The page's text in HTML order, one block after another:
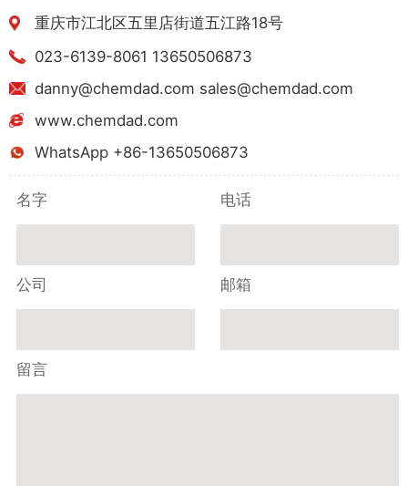
重庆市江北区五里店街道五江路18号
023-6139-8061 13650506873
danny@chemdad.com sales@chemdad.com
www.chemdad.com
WhatsApp +86-13650506873
名字 电话
公司 邮箱
留言